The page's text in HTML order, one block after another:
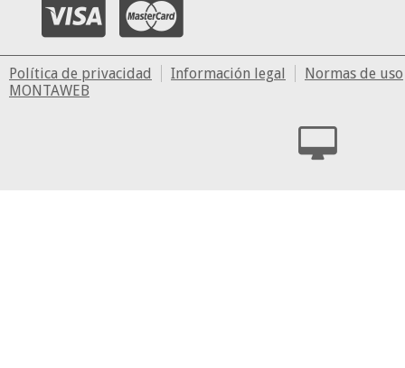
Política de privacidad Información legal
Normas de uso
MONTAWEB